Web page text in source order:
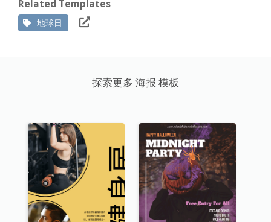
Related Templates
地球日
探索更多 海报 模板